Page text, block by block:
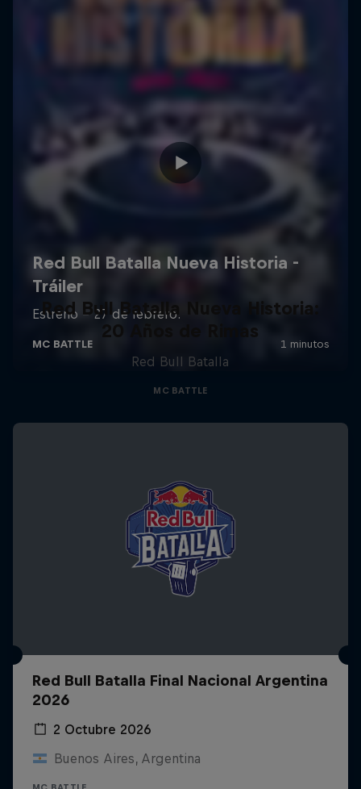
Red Bull Batalla Nueva Historia:
20 Años de Rimas
Red Bull Batalla
MC BATTLE
Red Bull Batalla Final Nacional Argentina
2026
2 Octubre 2026
Buenos Aires, Argentina